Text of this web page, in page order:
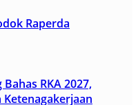
Raperda
RKA 2027,